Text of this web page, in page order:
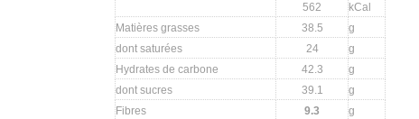
562
kCal
Matières grasses
38.5
g
dont saturées
24
g
Hydrates de carbone
42.3
g
dont sucres
39.1
g
Fibres
9.3
g